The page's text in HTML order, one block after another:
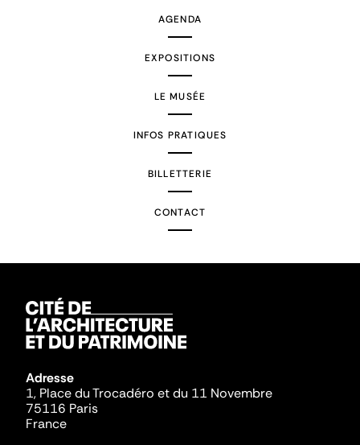
AGENDA
EXPOSITIONS
LE MUSÉE
INFOS PRATIQUES
BILLETTERIE
CONTACT
Adresse
1, Place du Trocadéro et du 11 Novembre
75116 Paris
France